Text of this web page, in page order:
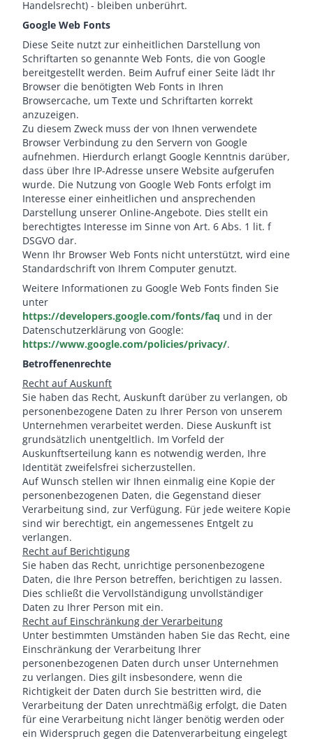
Handelsrecht) - bleiben unberührt.
Google Web Fonts
Diese Seite nutzt zur einheitlichen Darstellung von
Schriftarten so genannte Web Fonts, die von Google
bereitgestellt werden. Beim Aufruf einer Seite lädt Ihr
Browser die benötigten Web Fonts in Ihren
Browsercache, um Texte und Schriftarten korrekt
anzuzeigen.
Zu diesem Zweck muss der von Ihnen verwendete
Browser Verbindung zu den Servern von Google
aufnehmen. Hierdurch erlangt Google Kenntnis darüber,
dass über Ihre IP-Adresse unsere Website aufgerufen
wurde. Die Nutzung von Google Web Fonts erfolgt im
Interesse einer einheitlichen und ansprechenden
Darstellung unserer Online-Angebote. Dies stellt ein
berechtigtes Interesse im Sinne von Art. 6 Abs. 1 lit. f
DSGVO dar.
Wenn Ihr Browser Web Fonts nicht unterstützt, wird eine
Standardschrift von Ihrem Computer genutzt.
Weitere Informationen zu Google Web Fonts finden Sie
unter
https://developers.google.com/fonts/faq und in der
Datenschutzerklärung von Google:
https://www.google.com/policies/privacy/.
Betroffenenrechte
Recht auf Auskunft
Sie haben das Recht, Auskunft darüber zu verlangen, ob
personenbezogene Daten zu Ihrer Person von unserem
Unternehmen verarbeitet werden. Diese Auskunft ist
grundsätzlich unentgeltlich. Im Vorfeld der
Auskunftserteilung kann es notwendig werden, Ihre
Identität zweifelsfrei sicherzustellen.
Auf Wunsch stellen wir Ihnen einmalig eine Kopie der
personenbezogenen Daten, die Gegenstand dieser
Verarbeitung sind, zur Verfügung. Für jede weitere Kopie
sind wir berechtigt, ein angemessenes Entgelt zu
verlangen.
Recht auf Berichtigung
Sie haben das Recht, unrichtige personenbezogene
Daten, die Ihre Person betreffen, berichtigen zu lassen.
Dies schließt die Vervollständigung unvollständiger
Daten zu Ihrer Person mit ein.
Recht auf Einschränkung der Verarbeitung
Unter bestimmten Umständen haben Sie das Recht, eine
Einschränkung der Verarbeitung Ihrer
personenbezogenen Daten durch unser Unternehmen
zu verlangen. Dies gilt insbesondere, wenn die
Richtigkeit der Daten durch Sie bestritten wird, die
Verarbeitung der Daten unrechtmäßig erfolgt, die Daten
für eine Verarbeitung nicht länger benötig werden oder
ein Widerspruch gegen die Datenverarbeitung eingelegt